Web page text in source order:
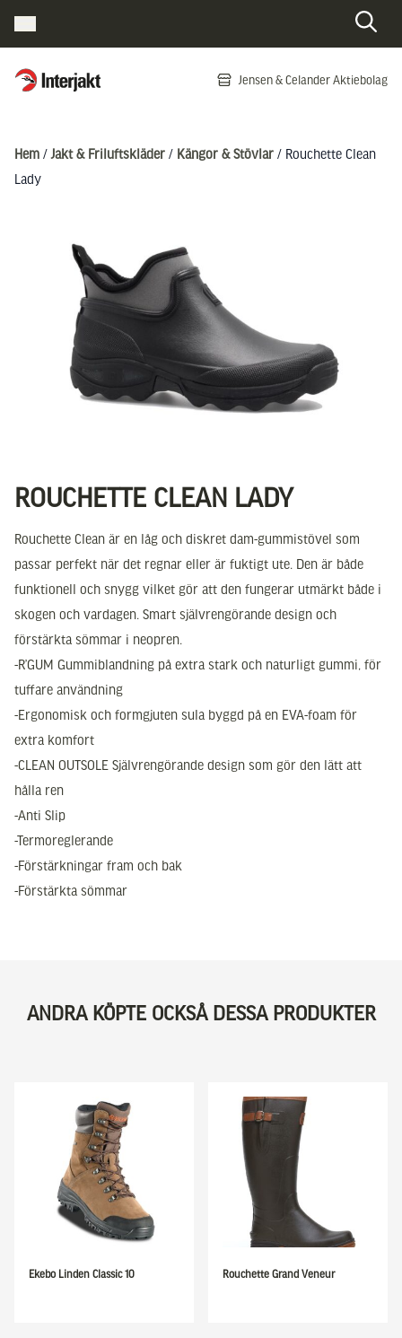
Interjakt SE Jensen & Celander Aktiebolag
Hem / Jakt & Friluftskläder / Kängor & Stövlar / Rouchette Clean
Lady
ROUCHETTE CLEAN LADY
Rouchette Clean är en låg och diskret dam-gummistövel som
passar perfekt när det regnar eller är fuktigt ute. Den är både
funktionell och snygg vilket gör att den fungerar utmärkt både i
skogen och vardagen. Smart självrengörande design och
förstärkta sömmar i neopren.
-R’GUM Gummiblandning på extra stark och naturligt gummi, för
tuffare användning
-Ergonomisk och formgjuten sula byggd på en EVA-foam för
extra komfort
-CLEAN OUTSOLE Självrengörande design som gör den lätt att
hålla ren
-Anti Slip
-Termoreglerande
-Förstärkningar fram och bak
-Förstärkta sömmar
ANDRA KÖPTE OCKSÅ DESSA PRODUKTER
Ekebo Linden Classic 10 Rouchette Grand Veneur